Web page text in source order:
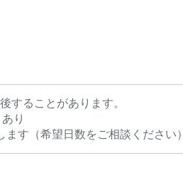
することがあります。
り
ます（希望日数をご相談ください